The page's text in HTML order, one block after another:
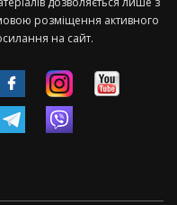
розміщення активного
на сайт.